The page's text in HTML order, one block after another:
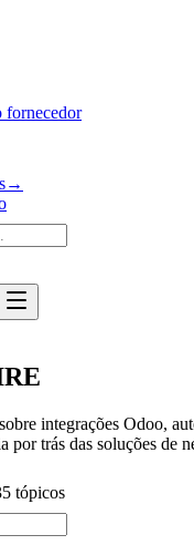
fornecedor
→
integrações Odoo,
por trás das soluções de
tópicos